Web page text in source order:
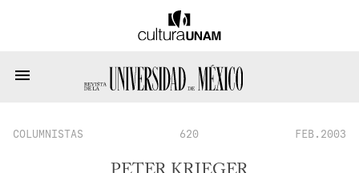
COLUMNISTAS 620 FEB.2003